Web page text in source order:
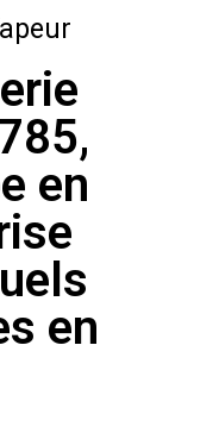
en
en